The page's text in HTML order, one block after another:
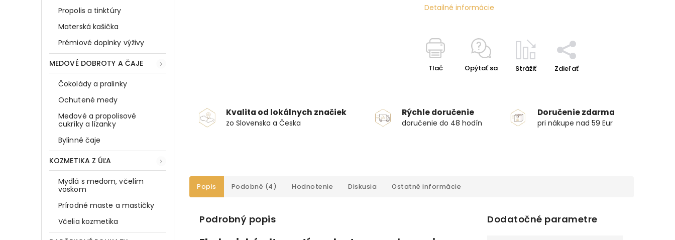
Propolis a tinktúry
Materská kašička
Prémiové doplnky výživy
MEDOVÉ DOBROTY A ČAJE
Čokolády a pralinky
Ochutené medy
Medové a propolisové
cukríky a lízanky
Bylinné čaje
KOZMETIKA Z ÚĽA
Mydlá s medom, včelím
voskom
Prírodné maste a mastičky
Včelia kozmetika
Detailné informácie
Tlač Opýtať sa Strážiť Zdieľať
Kvalita od lokálnych značiek
zo Slovenska a Česka
Rýchle doručenie
doručenie do 48 hodín
Doručenie zdarma
pri nákupe nad 59 Eur
Popis Podobné (4) Hodnotenie Diskusia Ostatné informácie
Podrobný popis Dodatočné parametre